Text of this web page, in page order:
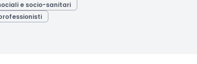
e socio-sanitari